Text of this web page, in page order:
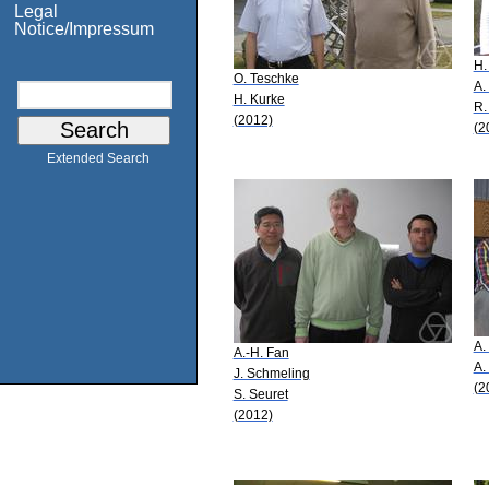
Legal
Notice/Impressum
Extended Search
O. Teschke
H. Kurke
(2012)
A.
A.-H. Fan
J. Schmeling
S. Seuret
(2012)
A.
A.